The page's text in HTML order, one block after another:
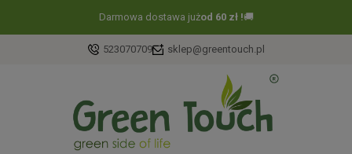
Darmowa dostawa jużod 60 zł !🚚
523070709 sklep@greentouch.pl